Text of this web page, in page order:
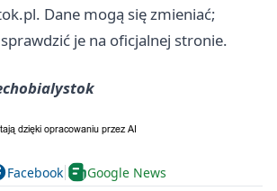
Dane mogą się zmieniać;
je na oficjalnej stronie.
Facebook Google News